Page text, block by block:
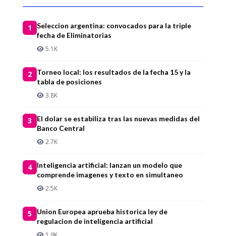
1
Seleccion argentina: convocados para la triple
fecha de Eliminatorias
5.1K
2
Torneo local: los resultados de la fecha 15 y la
tabla de posiciones
3.8K
3
El dolar se estabiliza tras las nuevas medidas del
Banco Central
2.7K
4
Inteligencia artificial: lanzan un modelo que
comprende imagenes y texto en simultaneo
2.5K
5
Union Europea aprueba historica ley de
regulacion de inteligencia artificial